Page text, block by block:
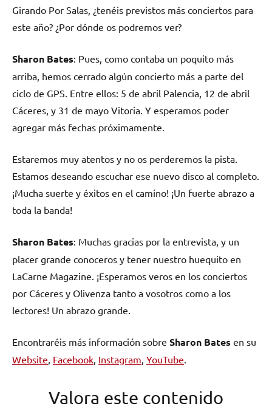
Girando Por Salas, ¿tenéis previstos más conciertos para
este año? ¿Por dónde os podremos ver?
Sharon Bates: Pues, como contaba un poquito más
arriba, hemos cerrado algún concierto más a parte del
ciclo de GPS. Entre ellos: 5 de abril Palencia, 12 de abril
Cáceres, y 31 de mayo Vitoria. Y esperamos poder
agregar más fechas próximamente.
Estaremos muy atentos y no os perderemos la pista.
Estamos deseando escuchar ese nuevo disco al completo.
¡Mucha suerte y éxitos en el camino! ¡Un fuerte abrazo a
toda la banda!
Sharon Bates: Muchas gracias por la entrevista, y un
placer grande conoceros y tener nuestro huequito en
LaCarne Magazine. ¡Esperamos veros en los conciertos
por Cáceres y Olivenza tanto a vosotros como a los
lectores! Un abrazo grande.
Encontraréis más información sobre Sharon Bates en su
Website, Facebook, Instagram, YouTube.
Valora este contenido